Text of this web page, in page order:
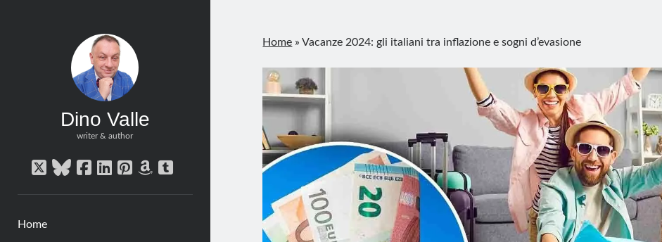
Dino Valle
writer & author
twitterbluesky
facebook
linkedin
pinterest
amazon
tumblr
Home
Home »Vacanze 2024: gli italiani tra inflazione e sogni d’evasione